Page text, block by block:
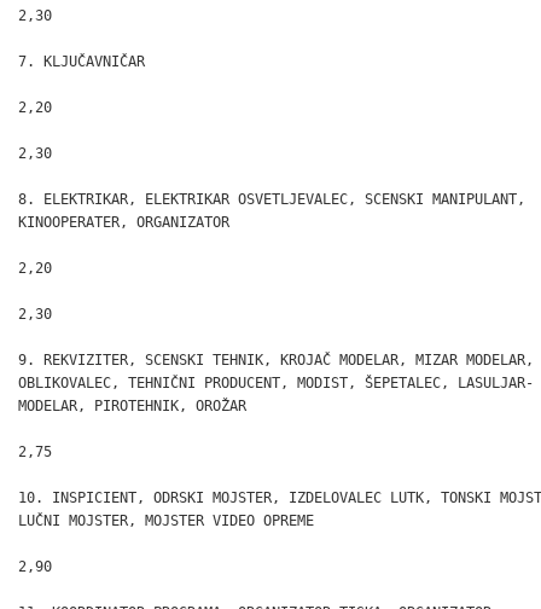
2,30
7. KLJUČAVNIČAR
2,20
2,30
8. ELEKTRIKAR, ELEKTRIKAR OSVETLJEVALEC, SCENSKI MANIPULANT,
KINOOPERATER, ORGANIZATOR
2,20
2,30
9. REKVIZITER, SCENSKI TEHNIK, KROJAČ MODELAR, MIZAR MODELAR,
OBLIKOVALEC, TEHNIČNI PRODUCENT, MODIST, ŠEPETALEC, LASULJAR-
MODELAR, PIROTEHNIK, OROŽAR
2,75
10. INSPICIENT, ODRSKI MOJSTER, IZDELOVALEC LUTK, TONSKI
LUČNI MOJSTER, MOJSTER VIDEO OPREME
2,90